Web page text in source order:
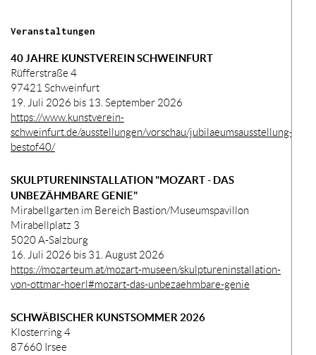
Veranstaltungen
40 JAHRE KUNSTVEREIN SCHWEINFURT
Rüfferstraße 4
97421 Schweinfurt
19. Juli 2026 bis 13. September 2026
https://www.kunstverein-
schweinfurt.de/ausstellungen/vorschau/jubilaeumsausstellung-
bestof40/
SKULPTURENINSTALLATION "MOZART - DAS
UNBEZÄHMBARE GENIE"
Mirabellgarten im Bereich Bastion/Museumspavillon
Mirabellplatz 3
5020 A-Salzburg
16. Juli 2026 bis 31. August 2026
https://mozarteum.at/mozart-museen/skulptureninstallation-
von-ottmar-hoerl#mozart-das-unbezaehmbare-genie
SCHWÄBISCHER KUNSTSOMMER 2026
Klosterring 4
87660 Irsee